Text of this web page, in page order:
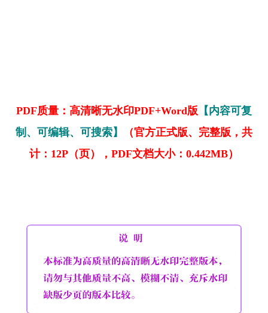
PDF质量：高清晰无水印PDF+Word版 【内容可复
制、可编辑、可搜索】
（官方正式版、完整版，共
计：12P（页），PDF文档大小：0.442MB）